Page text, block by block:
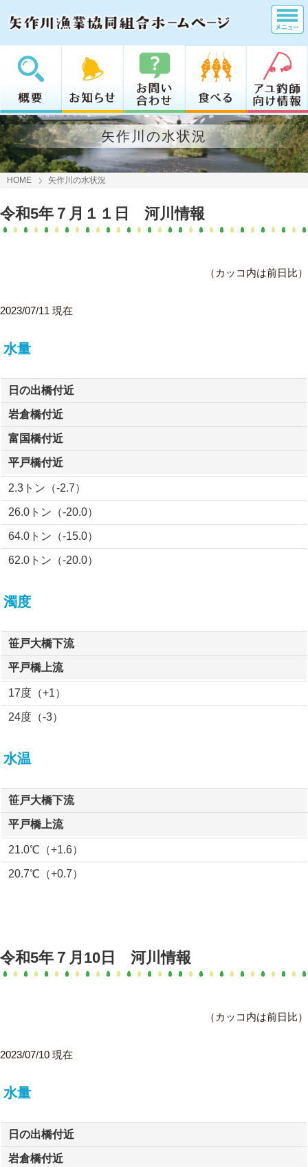
矢作川の水状況
HOME 矢作川の水状況
令和5年７月１１日 河川情報
（カッコ内は前日比）
2023/07/11 現在
水量
日の出橋付近
岩倉橋付近
富国橋付近
平戸橋付近
2.3トン（-2.7）
26.0トン（-20.0）
64.0トン（-15.0）
62.0トン（-20.0）
濁度
笹戸大橋下流
平戸橋上流
17度（+1）
24度（-3）
水温
笹戸大橋下流
平戸橋上流
21.0℃（+1.6）
20.7℃（+0.7）
令和5年７月10日 河川情報
（カッコ内は前日比）
2023/07/10 現在
水量
日の出橋付近
岩倉橋付近